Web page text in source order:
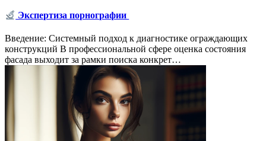
Экспертиза порнографии
Введение: Системный подход к диагностике ограждающих
конструкций В профессиональной сфере оценка состояния
фасада выходит за рамки поиска конкрет…